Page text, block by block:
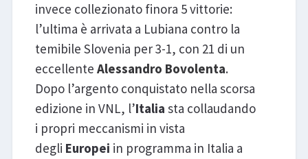
invece collezionato finora 5 vittorie:
l’ultima è arrivata a Lubiana contro la
temibile Slovenia per 3-1, con 21 di un
eccellente Alessandro Bovolenta.
Dopo l’argento conquistato nella scorsa
edizione in VNL, l’Italia sta collaudando
i propri meccanismi in vista
degli Europei in programma in Italia a